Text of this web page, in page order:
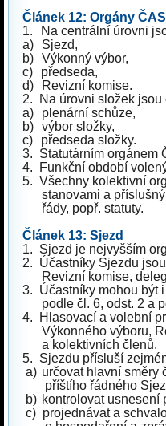
Článek 12: Orgány ČAS
1.
Na centrální úrovni
a)
Sjezd,
b) Výkonný výbor,
c)
předseda,
d)
Revizní komise.
2.
Na úrovni složek jsou
a)
plenární schůze,
b) výbor složky,
c)
předseda složky.
3. Statutárním orgánem
4.
Funkční období
5. Všechny kolektivní
stanovami a
řády, popř. statuty.
Článek 13: Sjezd
1. Sjezd je nejvyšším
2. Účastníky Sjezdu
Revizní komise,
3. Účastníky mohou být
podle čl. 6, odst. 2 a
4.
Hlasovací a volební
Výkonného výboru,
a kolektivních členů.
5. Sjezdu přísluší
a) určovat hlavní směry
příštího řádného
b) kontrolovat usnesení
c) projednávat a